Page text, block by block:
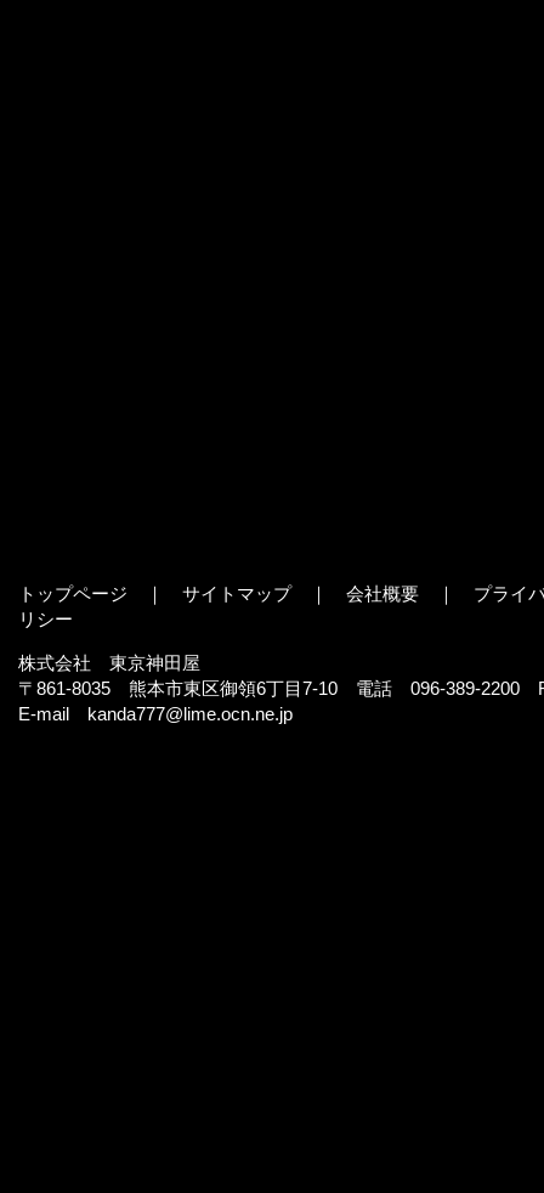
トップページ ｜ サイトマップ｜ 会社概要 ｜ プライ
リシ ー
株式会社 東京神田屋
〒861-8035 熊本市東区御領6丁目7-10 電話 096-389-2200
E-mail kanda777@lime.ocn.ne.jp